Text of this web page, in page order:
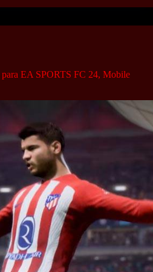
EA SPORTS FC 24, Mobile